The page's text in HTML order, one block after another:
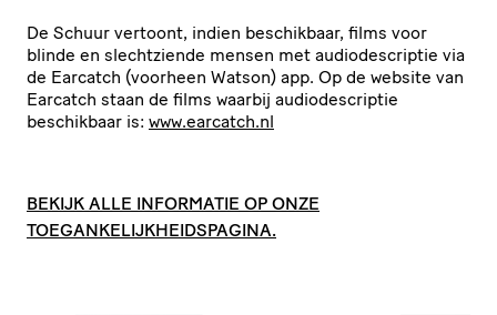
De Schuur vertoont, indien beschikbaar, films voor
blinde en slecht­ziende mensen met audio­de­scriptie via
de Earcatch (voorheen Watson) app. Op de website van
Earcatch staan de films waarbij audio­de­scriptie
beschikbaar is: www​.earcatch​.nl
BEKIJK ALLE INFORMATIE OP ONZE
TOEGANKELIJKHEIDSPAGINA.